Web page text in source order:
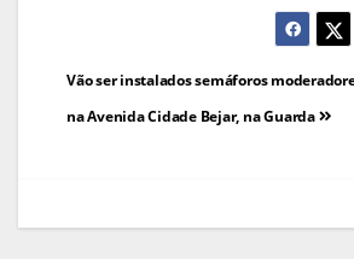
Navegação
de
Vão ser instalados semáforos
na Avenida Cidade Bejar, na Guarda